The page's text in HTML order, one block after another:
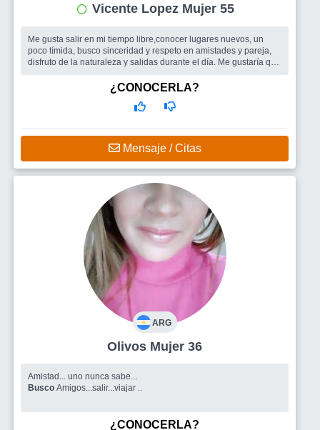
Vicente Lopez Mujer 55
Me gusta salir en mi tiempo libre,conocer lugares nuevos, un
poco tímida, busco sinceridad y respeto en amistades y pareja,
disfruto de la naturaleza y salidas durante el día. Me gustaría que
Compañía para salir o viajar, si esta la posibilidad pareja.
¿CONOCERLA?
Mensaje / Citas
ARG
Olivos Mujer 36
Amistad... uno nunca sabe...
Busco Amigos...salir...viajar ..
¿CONOCERLA?